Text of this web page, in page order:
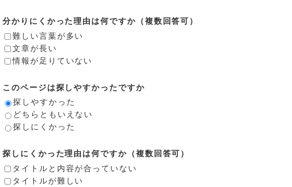
分かりにくかった理由は何ですか（複数回答可）
難しい言葉が多い
文章が長い
情報が足りていない
このページは探しやすかったですか
探しやすかった
どちらともいえない
探しにくかった
探しにくかった理由は何ですか（複数回答可）
タイトルと内容が合っていない
タイトルが難しい